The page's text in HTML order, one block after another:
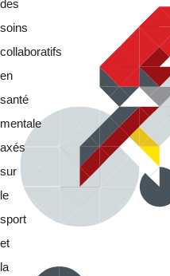
des
soins
collaboratifs
en
santé
mentale
axés
sur
le
sport
et
la